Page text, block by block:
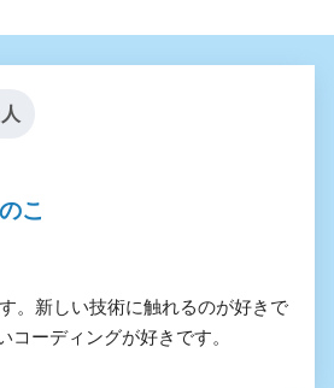
こ
。新しい技術に触れるのが好きで
コーディングが好きです。